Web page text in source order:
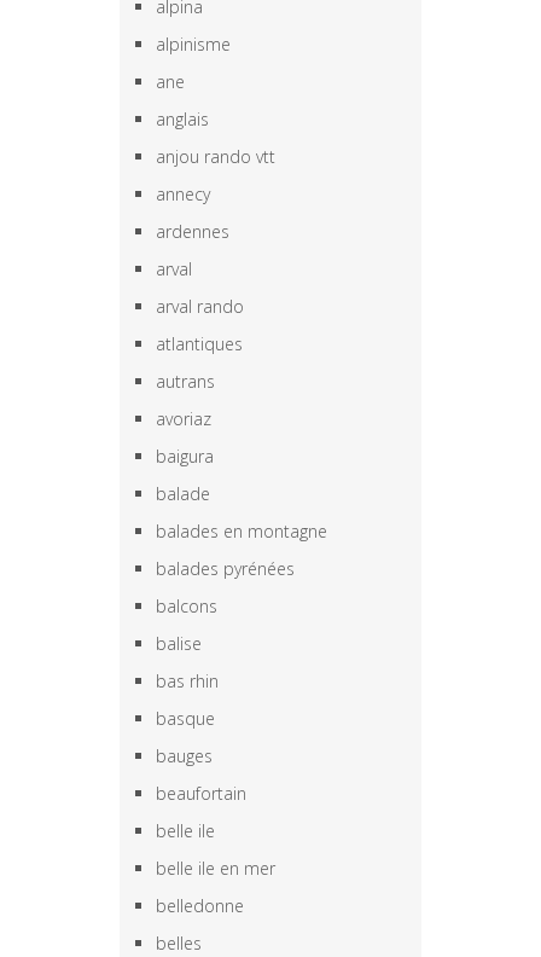
alpina
alpinisme
ane
anglais
anjou rando vtt
annecy
ardennes
arval
arval rando
atlantiques
autrans
avoriaz
baigura
balade
balades en montagne
balades pyrénées
balcons
balise
bas rhin
basque
bauges
beaufortain
belle ile
belle ile en mer
belledonne
belles